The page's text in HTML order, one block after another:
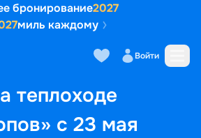
бронирование2027
миль каждому
Войти
теплоходе
с 23 мая
Выбор кают Маршрут и